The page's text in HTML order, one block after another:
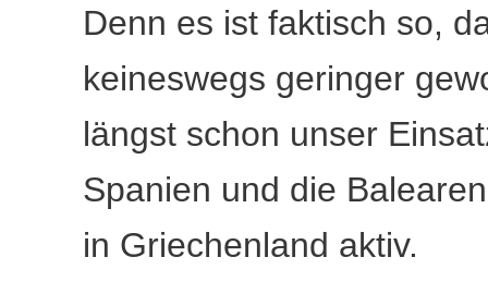
Denn es ist faktisch so,
keineswegs geringer
längst schon unser
Spanien und die
in Griechenland aktiv.